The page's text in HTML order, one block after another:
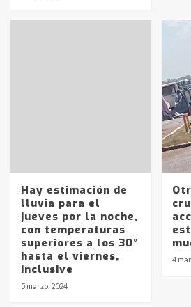
Hay estimación de
lluvia para el
jueves por la noche,
con temperaturas
superiores a los 30°
hasta el viernes,
inclusive
5 marzo, 2024
4
Identidad de los